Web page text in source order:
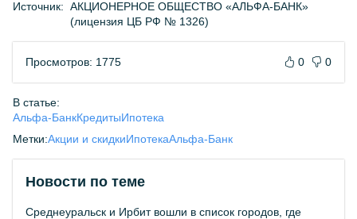
Источник: АКЦИОНЕРНОЕ ОБЩЕСТВО «АЛЬФА-БАНК»
(лицензия ЦБ РФ № 1326)
Просмотров: 1775 0 0
В статье:
Альфа-БанкКредитыИпотека
Метки:Акции и скидкиИпотекаАльфа-Банк
Новости по теме
Среднеуральск и Ирбит вошли в список городов, где